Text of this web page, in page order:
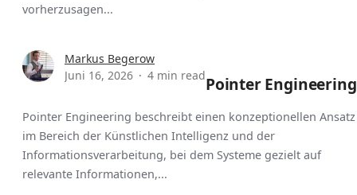
vorherzusagen...
Markus Begerow
Juni 16, 2026
4 min readPointer Engineering
Pointer Engineering beschreibt einen konzeptionellen Ansatz
im Bereich der Künstlichen Intelligenz und der
Informationsverarbeitung, bei dem Systeme gezielt auf
relevante Informationen,...